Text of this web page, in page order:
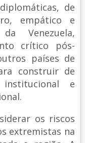
de
empático e
Venezuela,
crítico pós-
países de
construir de
e
os riscos
extremistas na